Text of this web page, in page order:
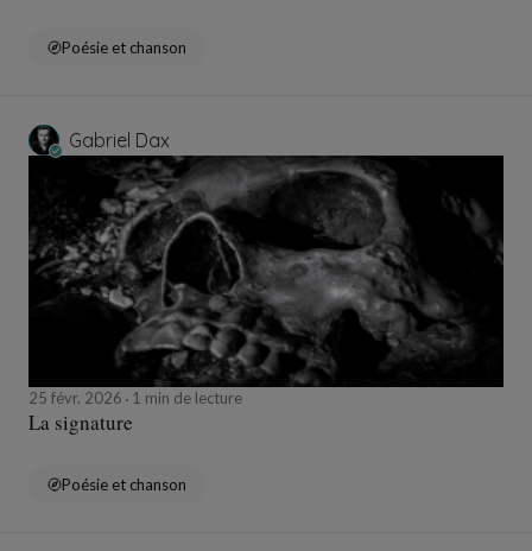
Poésie et chanson
Gabriel Dax
25 févr. 2026 1 min de lecture
La signature
Poésie et chanson